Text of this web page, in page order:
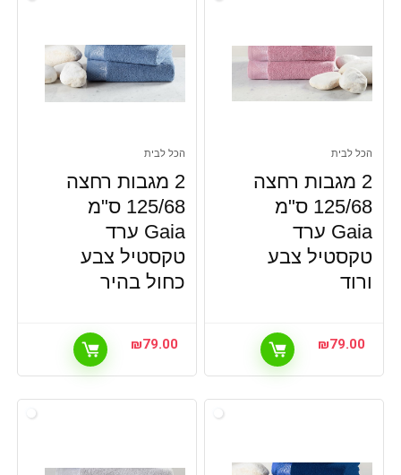
הכל לבית
2 מגבות רחצה
125/68 ס"מ
Gaia ערד
טקסטיל צבע
ורוד
₪79.00
הכל לבית
2 מגבות רחצה
125/68 ס"מ
Gaia ערד
טקסטיל צבע
כחול בהיר
₪79.00